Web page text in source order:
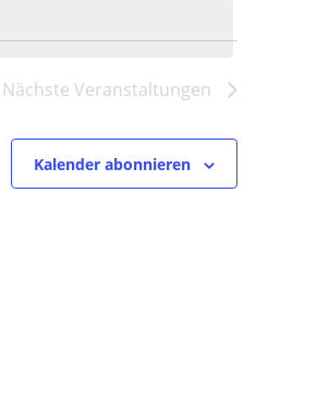
Nächste Veranstaltungen
Kalender abonnieren